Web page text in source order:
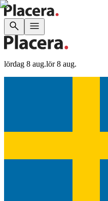
lördag 8 aug.lör 8 aug.